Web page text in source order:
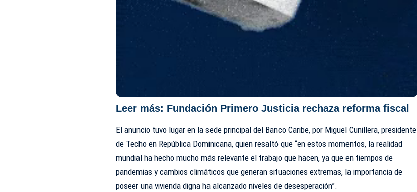
Leer más: Fundación Primero Justicia rechaza reforma fiscal
El anuncio tuvo lugar en la sede principal del Banco Caribe, por Miguel Cunillera, presidente
de Techo en República Dominicana, quien resaltó que “en estos momentos, la realidad
mundial ha hecho mucho más relevante el trabajo que hacen, ya que en tiempos de
pandemias y cambios climáticos que generan situaciones extremas, la importancia de
poseer una vivienda digna ha alcanzado niveles de desesperación”.